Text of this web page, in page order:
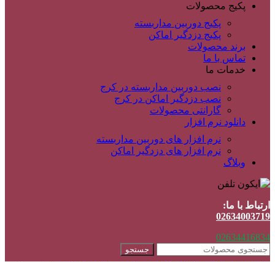
پکیج محصولات
پکیج دوربین مداربسته
پکیج دزدگیر اماکن
برند محصولات
تماس با ما
خدمات ما
نصب دوربین مداربسته در کرج
نصب دزدگیر اماکن در کرج
گارانتی محصولات
دانلود نرم افزار
نرم افزار های دوربین مداربسته
نرم افزار های دزدگیر اماکن
وبلاگ
ارتباط با ما:
02634003719
02634416834
جستجو